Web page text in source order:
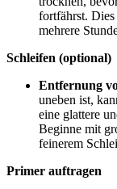
fortfährst. Dies
mehrere
Schleifen (optional)
Entfernung
uneben ist,
eine glattere
Beginne mit
feinerem
Primer auftragen